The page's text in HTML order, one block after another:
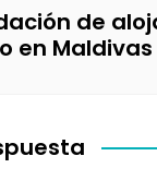
de
en Maldivas